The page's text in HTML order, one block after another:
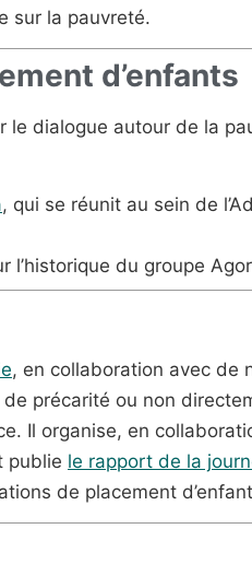
sur la pauvreté.
d’enfants
le dialogue autour de la
, qui se réunit au sein de
l’historique du groupe
, en collaboration avec de
précarité ou non
Il organise, en
publie le rapport de la
de placement